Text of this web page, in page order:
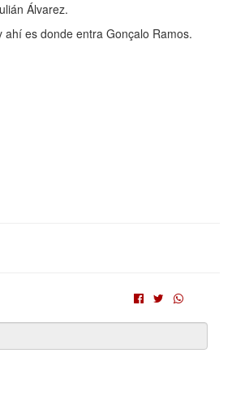
Álvarez.
es donde entra Gonçalo Ramos.